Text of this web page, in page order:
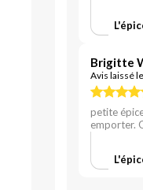
Brigitte
Avis laissé
petite
emporter.